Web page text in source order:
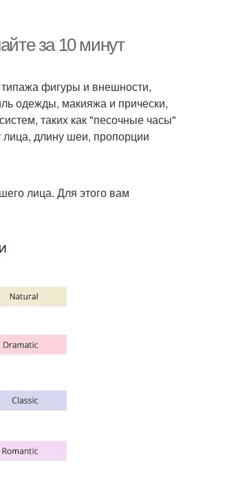
за 10 минут
фигуры и внешности,
одежды, макияжа и прически,
таких как "песочные часы"
длину шеи, пропорции
лица. Для этого вам